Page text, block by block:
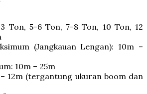
Ton, 5-6 Ton, 7-8 Ton, 10 Ton, 12
(Jangkauan Lengan): 10m –
10m – 25m
12m (tergantung ukuran boom dan